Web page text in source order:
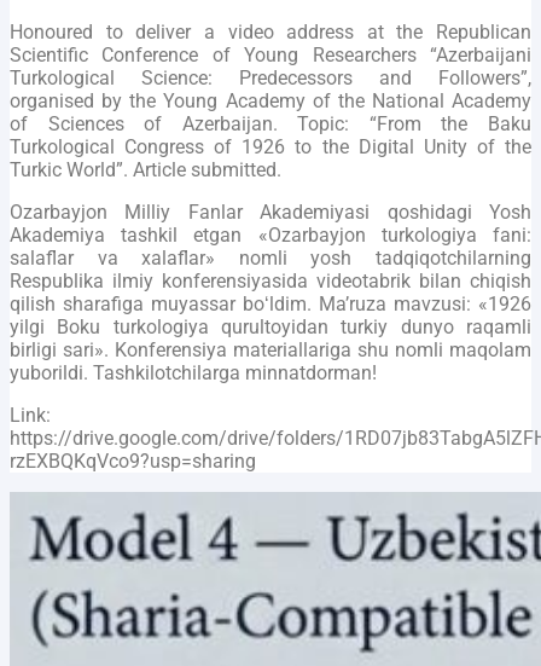
Honoured to deliver a video address at the Republican
Scientific Conference of Young Researchers “Azerbaijani
Turkological Science: Predecessors and Followers”,
organised by the Young Academy of the National Academy
of Sciences of Azerbaijan. Topic: “From the Baku
Turkological Congress of 1926 to the Digital Unity of the
Turkic World”. Article submitted.
Ozarbayjon Milliy Fanlar Akademiyasi qoshidagi Yosh
Akademiya tashkil etgan «Ozarbayjon turkologiya fani:
salaflar va xalaflar» nomli yosh tadqiqotchilarning
Respublika ilmiy konferensiyasida videotabrik bilan chiqish
qilish sharafiga muyassar boʻldim. Maʼruza mavzusi: «1926
yilgi Boku turkologiya qurultoyidan turkiy dunyo raqamli
birligi sari». Konferensiya materiallariga shu nomli maqolam
yuborildi. Tashkilotchilarga minnatdorman!
Link:
https://drive.google.com/drive/folders/
rzEXBQKqVco9?usp=sharing